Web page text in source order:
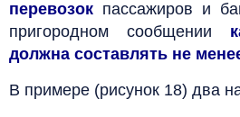
перевозок пассажиров и
пригородном сообщении
должна составлять не
В примере (рисунок 18) два